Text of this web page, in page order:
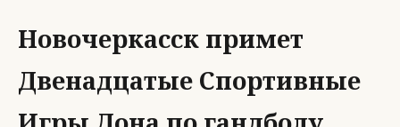
Новочеркасск примет
Двенадцатые Спортивные